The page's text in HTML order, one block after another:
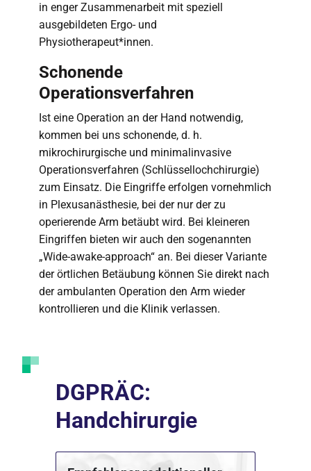
in enger Zusammenarbeit mit speziell
ausgebildeten Ergo- und
Physiotherapeut*innen.
Schonende
Operationsverfahren
Ist eine Operation an der Hand notwendig,
kommen bei uns schonende, d. h.
mikrochirurgische und minimalinvasive
Operationsverfahren (Schlüssellochchirurgie)
zum Einsatz. Die Eingriffe erfolgen vornehmlich
in Plexusanästhesie, bei der nur der zu
operierende Arm betäubt wird. Bei kleineren
Eingriffen bieten wir auch den sogenannten
„Wide-awake-approach“ an. Bei dieser Variante
der örtlichen Betäubung können Sie direkt nach
der ambulanten Operation den Arm wieder
kontrollieren und die Klinik verlassen.
DGPRÄC:
Handchirurgie